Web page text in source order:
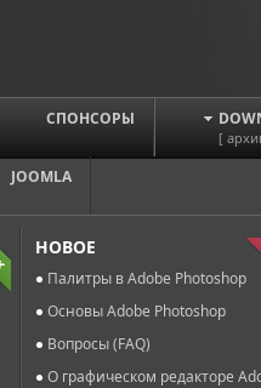
СПОНСОРЫ
[
JOOMLA
НОВОЕ
Палитры в Adobe Photoshop
Основы Adobe Photoshop
Вопросы (FAQ)
О графическом редакторе